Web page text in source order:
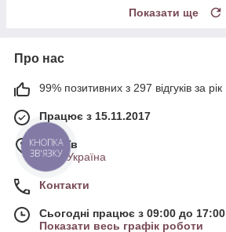
Показати ще
Про нас
99% позитивних з 297 відгуків за рік
Працює з 15.11.2017
м. Київ
Київ, Україна
Контакти
Сьогодні працює з 09:00 до 17:00
Показати весь графік роботи
КНОПКА
ЗВ'ЯЗКУ